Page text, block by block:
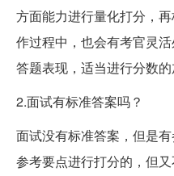
方面能力进行量化打分，
作过程中，也会有考官灵
答题表现，适当进行分数的
2.面试有标准答案吗？
面试没有标准答案，但是
参考要点进行打分的，但